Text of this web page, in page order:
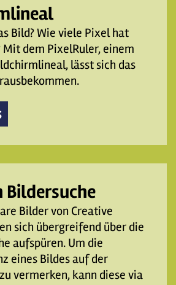
Bild? Wie viele Pixel hat
Mit dem PixelRuler, einem
lässt sich das
Bildersuche
Bilder von Creative
sich übergreifend über die
aufspüren. Um die
eines Bildes auf der
vermerken, kann diese via